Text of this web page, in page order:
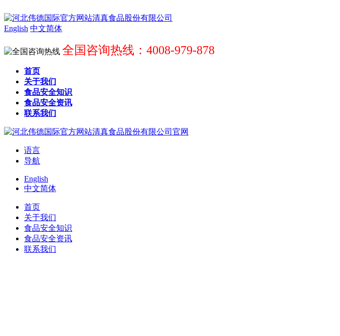
English 中文简体
全国咨询热线：4008-979-878
首页
关于我们
食品安全知识
食品安全资讯
联系我们
语言
导航
English
中文简体
首页
关于我们
食品安全知识
食品安全资讯
联系我们